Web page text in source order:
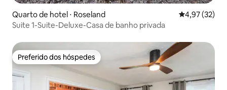
Quarto de hotel ⋅ Roseland 4,97 de uma
4,97 (32)
Suite 1-Suite-Deluxe-Casa de banho privada
Preferido dos hóspedes
Preferido dos hóspedes